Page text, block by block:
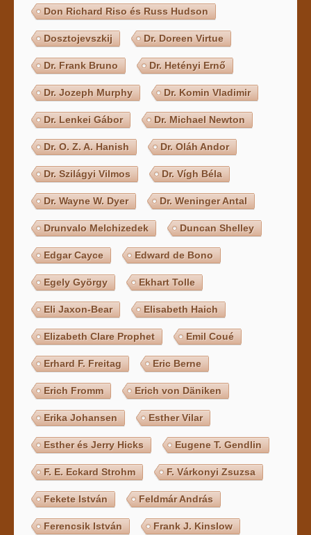
Don Richard Riso és Russ Hudson
Dosztojevszkij Dr. Doreen Virtue
Dr. Frank Bruno Dr. Hetényi Ernő
Dr. Jozeph Murphy Dr. Komin Vladimir
Dr. Lenkei Gábor Dr. Michael Newton
Dr. O. Z. A. Hanish Dr. Oláh Andor
Dr. Szilágyi Vilmos Dr. Vígh Béla
Dr. Wayne W. Dyer Dr. Weninger Antal
Drunvalo Melchizedek Duncan Shelley
Edgar Cayce Edward de Bono
Egely György Ekhart Tolle
Eli Jaxon-Bear Elisabeth Haich
Elizabeth Clare Prophet Emil Coué
Erhard F. Freitag Eric Berne
Erich Fromm Erich von Däniken
Erika Johansen Esther Vilar
Esther és Jerry Hicks Eugene T. Gendlin
F. E. Eckard Strohm F. Várkonyi Zsuzsa
Fekete István Feldmár András
Ferencsik István Frank J. Kinslow